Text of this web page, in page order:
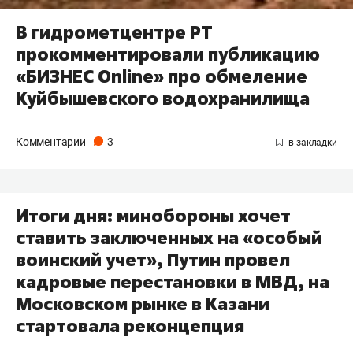
В гидрометцентре РТ
прокомментировали публикацию
«БИЗНЕС Online» про обмеление
Куйбышевского водохранилища
Комментарии 3
Итоги дня: минобороны хочет
ставить заключенных на «особый
воинский учет», Путин провел
кадровые перестановки в МВД, на
Московском рынке в Казани
стартовала реконцепция